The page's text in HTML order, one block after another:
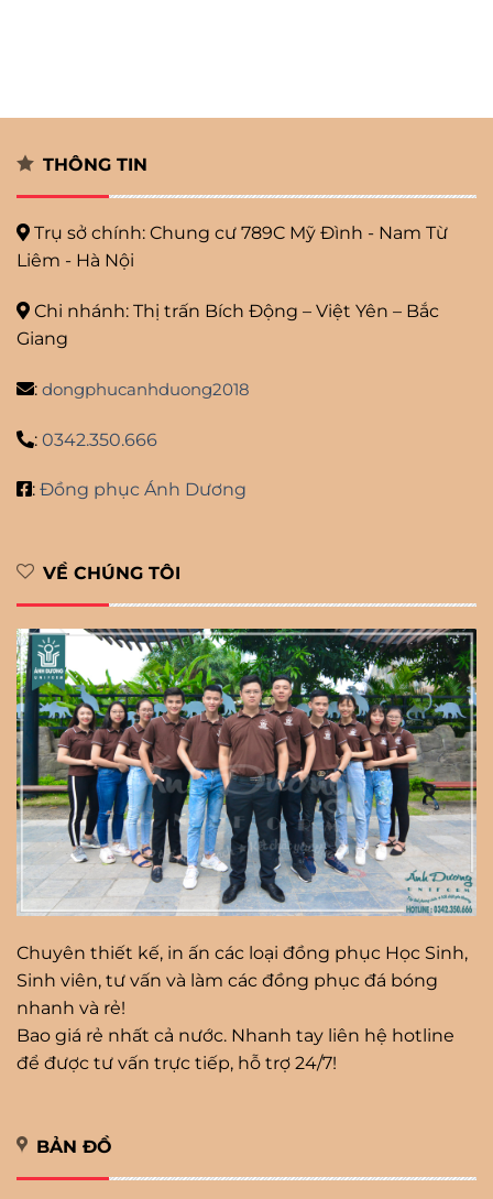
THÔNG TIN
Trụ sở chính: Chung cư 789C Mỹ Đình - Nam Từ
Liêm - Hà Nội
Chi nhánh: Thị trấn Bích Động – Việt Yên – Bắc
Giang
: dongphucanhduong2018
: 0342.350.666
: Đồng phục Ánh Dương
VỀ CHÚNG TÔI
Chuyên thiết kế, in ấn các loại đồng phục Học Sinh,
Sinh viên, tư vấn và làm các đồng phục đá bóng
nhanh và rẻ!
Bao giá rẻ nhất cả nước. Nhanh tay liên hệ hotline
để được tư vấn trực tiếp, hỗ trợ 24/7!
BẢN ĐỒ